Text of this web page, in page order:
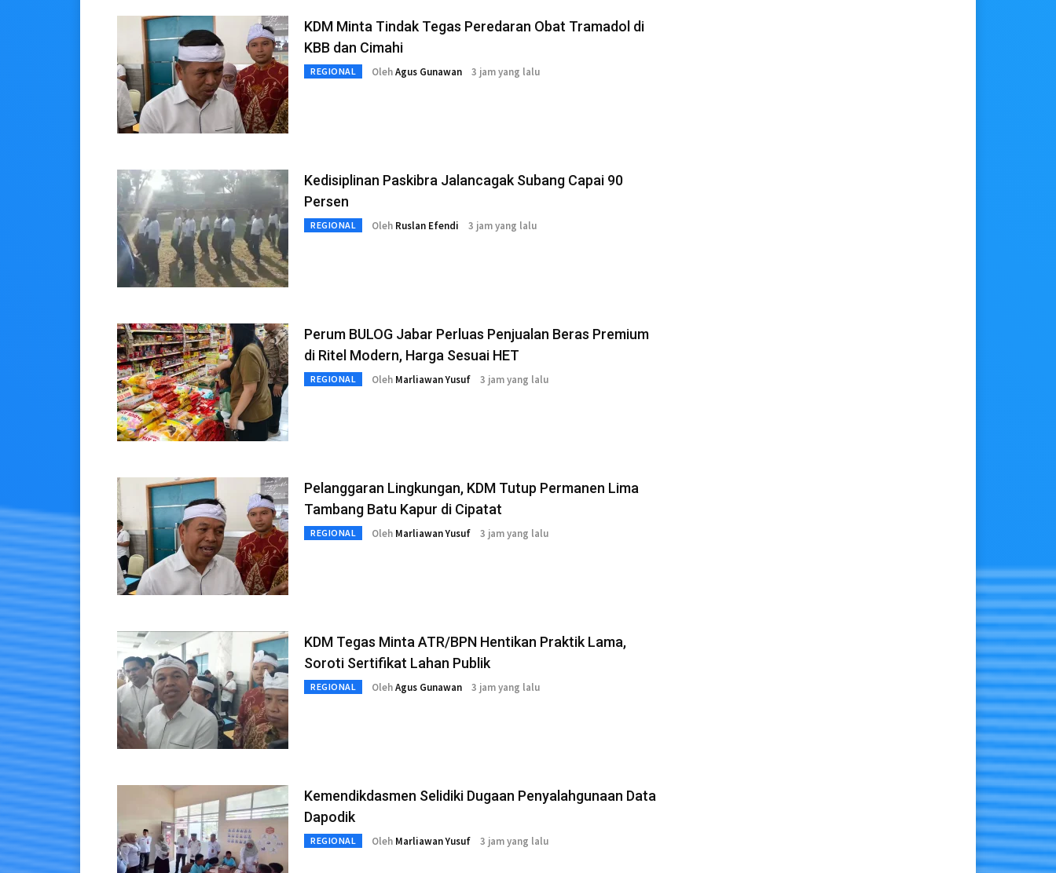
KDM Minta Tindak Tegas Peredaran Obat Tramadol di
KBB dan Cimahi
REGIONAL OlehAgus Gunawan 3 jam yang lalu
Kedisiplinan Paskibra Jalancagak Subang Capai 90
Persen
REGIONAL Oleh Ruslan Efendi 3 jam yang lalu
Perum BULOG Jabar Perluas Penjualan Beras Premium
di Ritel Modern, Harga Sesuai HET
REGIONAL Oleh Marliawan Yusuf 3 jam yang lalu
Pelanggaran Lingkungan, KDM Tutup Permanen Lima
Tambang Batu Kapur di Cipatat
REGIONAL Oleh Marliawan Yusuf 3 jam yang lalu
KDM Tegas Minta ATR/BPN Hentikan Praktik Lama,
Soroti Sertifikat Lahan Publik
REGIONAL OlehAgus Gunawan 3 jam yang lalu
Kemendikdasmen Selidiki Dugaan Penyalahgunaan Data
Dapodik
REGIONAL Oleh Marliawan Yusuf 3 jam yang lalu